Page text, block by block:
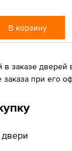
В корзину
в заказе дверей
при его